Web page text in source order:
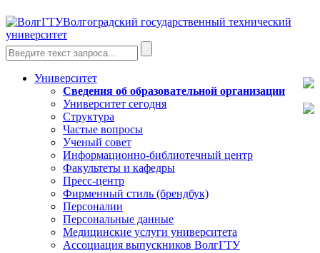
Волгоградский государственный технический
университет
Университет
Сведения об образовательной организации
Университет сегодня
Структура
Частые вопросы
Ученый совет
Информационно-библиотечный центр
Факультеты и кафедры
Пресс-центр
Фирменный стиль (брендбук)
Персоналии
Персональные данные
Медицинские услуги университета
Ассоциация выпускников ВолгГТУ